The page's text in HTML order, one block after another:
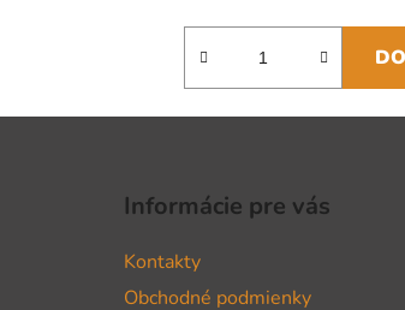
Informácie pre vás
Kontakty
Obchodné podmienky